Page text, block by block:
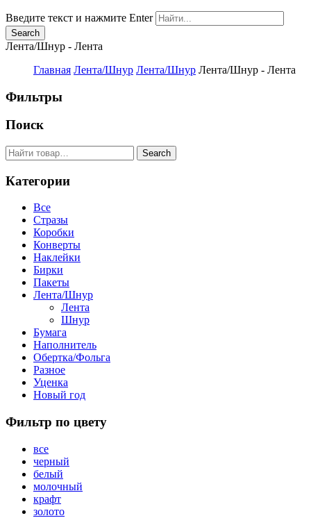
Введите текст и нажмите Enter
Лента/Шнур - Лента
Главная Лента/Шнур Лента/Шнур Лента/Шнур - Лента
Фильтры
Поиск
Категории
Все
Стразы
Коробки
Конверты
Наклейки
Бирки
Пакеты
Лента/Шнур
Лента
Шнур
Бумага
Наполнитель
Обертка/Фольга
Разное
Уценка
Новый год
Фильтр по цвету
все
черный
белый
молочный
крафт
золото